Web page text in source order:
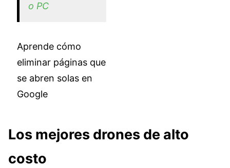
o PC
Aprende cómo
eliminar páginas que
se abren solas en
Google
Los mejores drones de alto
costo